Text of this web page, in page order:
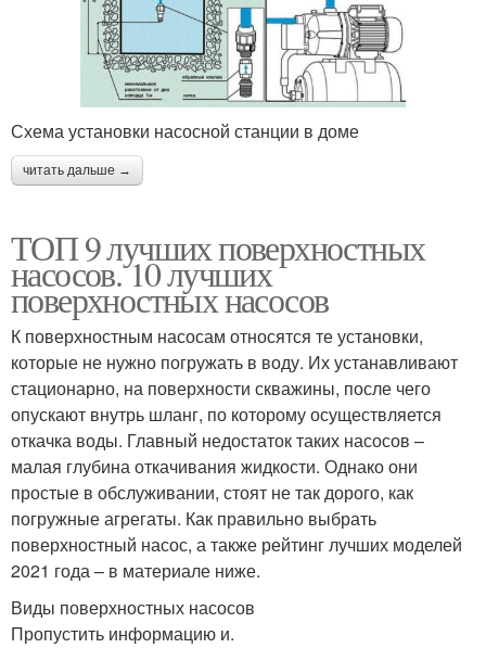
Схема установки насосной станции в доме
читать дальше →
ТОП 9 лучших поверхностных
насосов. 10 лучших
поверхностных насосов
К поверхностным насосам относятся те установки,
которые не нужно погружать в воду. Их устанавливают
стационарно, на поверхности скважины, после чего
опускают внутрь шланг, по которому осуществляется
откачка воды. Главный недостаток таких насосов –
малая глубина откачивания жидкости. Однако они
простые в обслуживании, стоят не так дорого, как
погружные агрегаты. Как правильно выбрать
поверхностный насос, а также рейтинг лучших моделей
2021 года – в материале ниже.
Виды поверхностных насосов
Пропустить информацию и.